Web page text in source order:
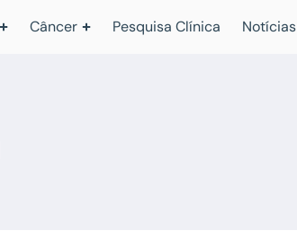
Câncer Pesquisa Clínica Notícias